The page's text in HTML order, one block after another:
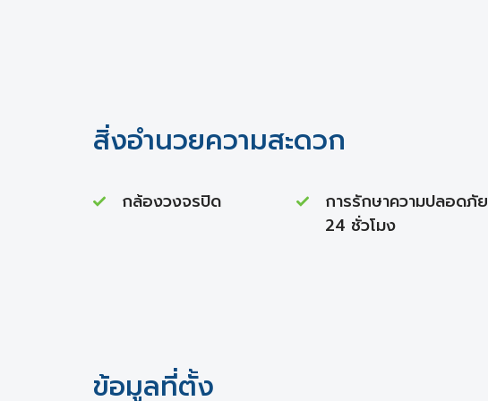
สิ่งอำนวยความสะดวก
กล้องวงจรปิด
การรักษาความปลอดภัย
24 ชั่วโมง
ข้อมูลที่ตั้ง